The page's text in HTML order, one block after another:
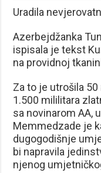
Uradila
Azerbejdžanka
ispisala je tekst
na providnoj
Za to je utrošila
1.500 mililitara
sa novinarom AA,
Memmedzade je
dugogodišnje
bi napravila
njenog